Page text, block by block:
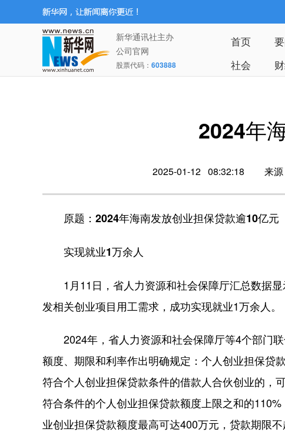
新华通讯社主办
公司官网
股票代码： 603888
首页
社会
2024年
2025-01-12 08:32:18 来
原题：2024年海南发放创业担保贷款逾10亿元
实现就业1万余人
1月11日，省人力资源和社会保障厅汇总数据显
发相关创业项目用工需求，成功实现就业1万余人。
2024年，省人力资源和社会保障厅等4个部门联
额度、期限和利率作出明确规定：个人创业担保贷
符合个人创业担保贷款条件的借款人合伙创业的，
符合条件的个人创业担保贷款额度上限之和的
业创业担保贷款额度最高可达400万元，贷款期限不